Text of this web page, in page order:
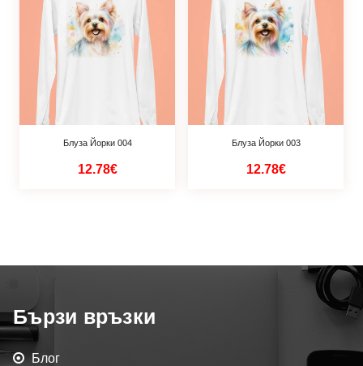
Блуза Йорки 004
12.78€
Блуза Йорки 003
12.78€
Бързи връзки
Блог